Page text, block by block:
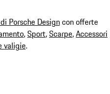
Porsche Designcon offerte
,Sport,Scarpe,Accessori
valigie.